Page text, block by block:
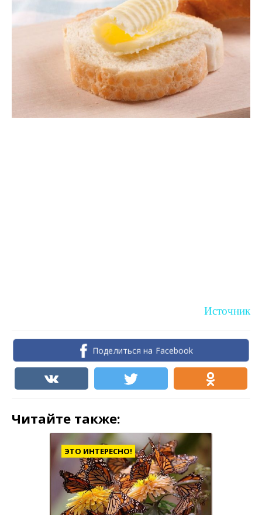
Источник
Поделиться на Facebook
Читайте также:
ЭТО ИНТЕРЕСНО!